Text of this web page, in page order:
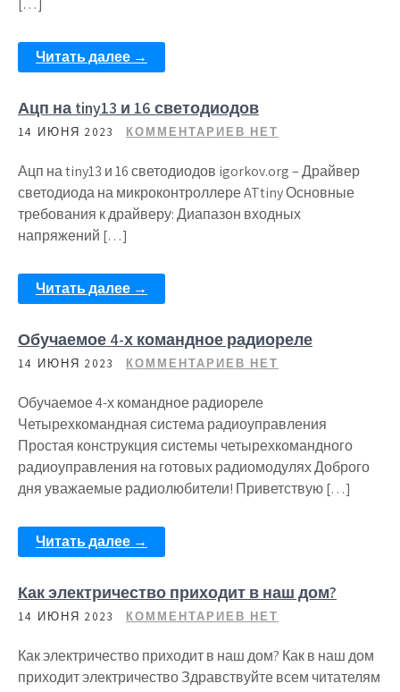
[…]
Читать далее →
Ацп на tiny13 и 16 светодиодов
14 ИЮНЯ 2023 КОММЕНТАРИЕВ НЕТ
Ацп на tiny13 и 16 светодиодов igorkov.org – Драйвер
светодиода на микроконтроллере ATtiny Основные
требования к драйверу: Диапазон входных
напряжений […]
Читать далее →
Обучаемое 4-х командное радиореле
14 ИЮНЯ 2023 КОММЕНТАРИЕВ НЕТ
Обучаемое 4-х командное радиореле
Четырехкомандная система радиоуправления
Простая конструкция системы четырехкомандного
радиоуправления на готовых радиомодулях Доброго
дня уважаемые радиолюбители! Приветствую […]
Читать далее →
Как электричество приходит в наш дом?
14 ИЮНЯ 2023 КОММЕНТАРИЕВ НЕТ
Как электричество приходит в наш дом? Как в наш дом
приходит электричество Здравствуйте всем читателям